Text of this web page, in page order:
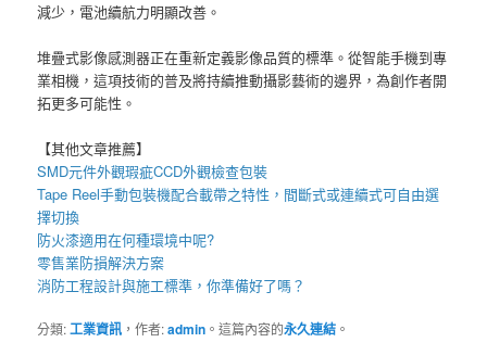
減少，電池續航力明顯改善。
堆疊式影像感測器正在重新定義影像品質的標準。從智能手機到專
業相機，這項技術的普及將持續推動攝影藝術的邊界，為創作者開
拓更多可能性。
【其他文章推薦】
SMD元件外觀瑕疵CCD外觀檢查包裝
Tape Reel手動包裝機配合載帶之特性，間斷式或連續式可自由選
擇切換
防火漆適用在何種環境中呢?
零售業防損解決方案
消防工程設計與施工標準，你準備好了嗎？
分類:工業資訊 ，作者:admin 。這篇內容的永久連結 。